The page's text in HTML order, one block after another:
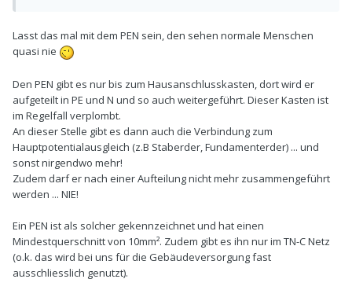
Lasst das mal mit dem PEN sein, den sehen normale Menschen
quasi nie
Den PEN gibt es nur bis zum Hausanschlusskasten, dort wird er
aufgeteilt in PE und N und so auch weitergeführt. Dieser Kasten ist
im Regelfall verplombt.
An dieser Stelle gibt es dann auch die Verbindung zum
Hauptpotentialausgleich (z.B Staberder, Fundamenterder) ... und
sonst nirgendwo mehr!
Zudem darf er nach einer Aufteilung nicht mehr zusammengeführt
werden ... NIE!
Ein PEN ist als solcher gekennzeichnet und hat einen
Mindestquerschnitt von 10mm². Zudem gibt es ihn nur im TN-C Netz
(o.k. das wird bei uns für die Gebäudeversorgung fast
ausschliesslich genutzt).